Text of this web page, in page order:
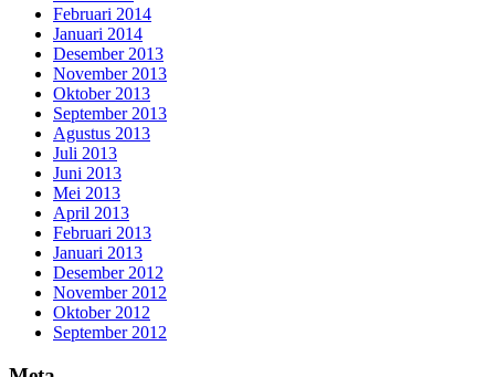
Februari 2014
Januari 2014
Desember 2013
November 2013
Oktober 2013
September 2013
Agustus 2013
Juli 2013
Juni 2013
Mei 2013
April 2013
Februari 2013
Januari 2013
Desember 2012
November 2012
Oktober 2012
September 2012